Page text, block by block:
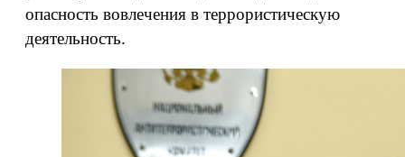
опасность вовлечения в террористическую
деятельность.